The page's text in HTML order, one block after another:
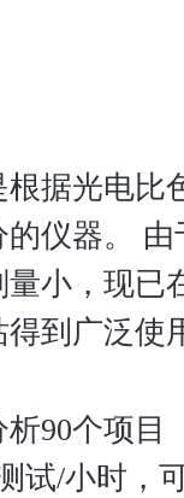
据光电比
仪器。
小，现已
到广泛使
90个项目
试/小时，